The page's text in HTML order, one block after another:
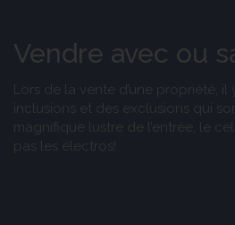
Vendre avec ou
Lors de la vente d’une propriété, il
inclusions et des exclusions qui
magnifique lustre de l’entrée, le
pas les électros!